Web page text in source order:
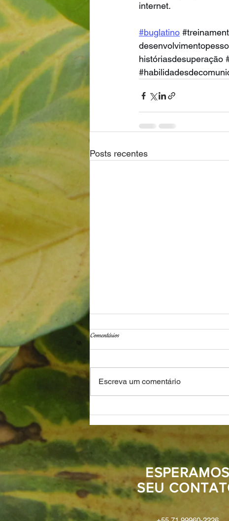
internet.
#buglatino
históriasdesuperação
Posts recentes
sabiam do contrabando da Vó Mina"
Comentários
Escreva um comentário
SEU